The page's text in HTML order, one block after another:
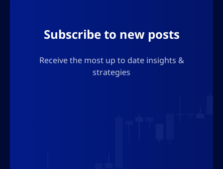
veuillez ne pas ajouter de guillemets, j’aurai
besoin d’utiliser la sortie en format json,
alors n’ajoutez aucun caractère qui pourrait
rompre le format json.
Subscribe to new posts
Receive the most up to date insights &
strategies